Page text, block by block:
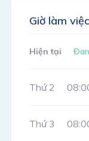
Giờ làm việc
Hiện tại
Thứ 2
Thứ 3